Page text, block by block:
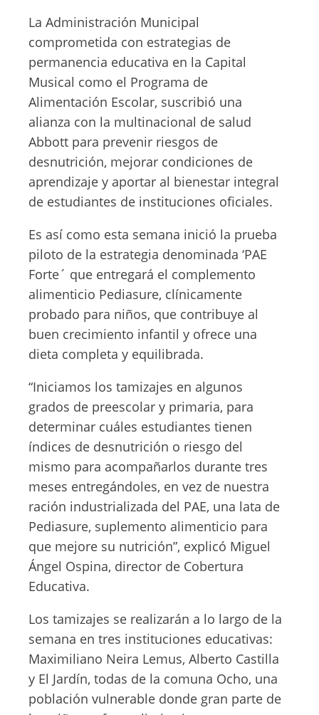
La Administración Municipal
comprometida con estrategias de
permanencia educativa en la Capital
Musical como el Programa de
Alimentación Escolar, suscribió una
alianza con la multinacional de salud
Abbott para prevenir riesgos de
desnutrición, mejorar condiciones de
aprendizaje y aportar al bienestar integral
de estudiantes de instituciones oficiales.
Es así como esta semana inició la prueba
piloto de la estrategia denominada ‘PAE
Forte´ que entregará el complemento
alimenticio Pediasure, clínicamente
probado para niños, que contribuye al
buen crecimiento infantil y ofrece una
dieta completa y equilibrada.
“Iniciamos los tamizajes en algunos
grados de preescolar y primaria, para
determinar cuáles estudiantes tienen
índices de desnutrición o riesgo del
mismo para acompañarlos durante tres
meses entregándoles, en vez de nuestra
ración industrializada del PAE, una lata de
Pediasure, suplemento alimenticio para
que mejore su nutrición”, explicó Miguel
Ángel Ospina, director de Cobertura
Educativa.
Los tamizajes se realizarán a lo largo de la
semana en tres instituciones educativas:
Maximiliano Neira Lemus, Alberto Castilla
y El Jardín, todas de la comuna Ocho, una
población vulnerable donde gran parte de